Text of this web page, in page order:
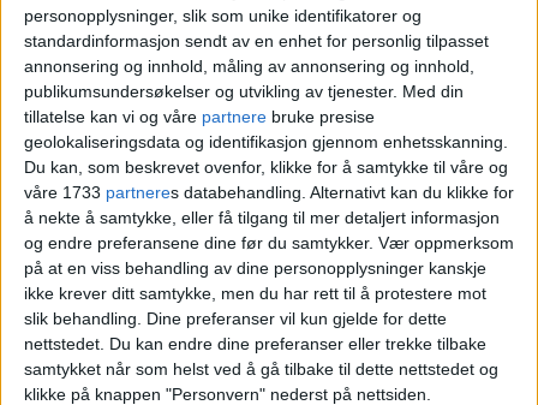
personopplysninger, slik som unike identifikatorer og
standardinformasjon sendt av en enhet for personlig tilpasset
annonsering og innhold, måling av annonsering og innhold,
publikumsundersøkelser og utvikling av tjenester. Med din
tillatelse kan vi og våre partnere bruke presise
geolokaliseringsdata og identifikasjon gjennom enhetsskanning.
Du kan, som beskrevet ovenfor, klikke for å samtykke til våre og
våre 1733 partneres databehandling. Alternativt kan du klikke for
å nekte å samtykke, eller få tilgang til mer detaljert informasjon
og endre preferansene dine før du samtykker. Vær oppmerksom
på at en viss behandling av dine personopplysninger kanskje
ikke krever ditt samtykke, men du har rett til å protestere mot
slik behandling. Dine preferanser vil kun gjelde for dette
nettstedet. Du kan endre dine preferanser eller trekke tilbake
samtykket når som helst ved å gå tilbake til dette nettstedet og
klikke på knappen "Personvern" nederst på nettsiden.
Hovedassistenten til hovedtrener
Morten Elverudmener kampen var jevn
og føler gutta ble hardt straffet for feilene
de gjorde.
— Det er surt å få to utvisninger etter
hverandre i tredje periode. Der synes jeg
vi blir hardt straffet av dommerne, sier
han.